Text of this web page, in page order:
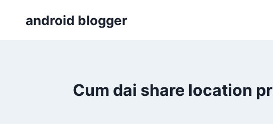
android blogger
Cum dai share location